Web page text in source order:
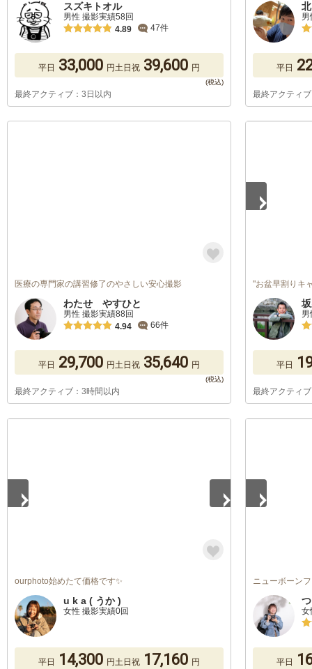
スズキトオル
男性 撮影実績58回
4.89
47件
平日 33,000 円土日祝 39,600 円
最終アクティブ：3日以内
平日
最終アクティ
医療の専門家の講習修了のやさしい安心撮影
わたせ やすひと
男性 撮影実績88回
4.94
66件
平日 29,700 円土日祝 35,640 円
最終アクティブ：3時間以内
"お盆早割りキ
平日
最終アクティ
ourphoto始めたて価格です✨
u k a ( うか )
女性 撮影実績0回
平日 14,300 円土日祝 17,160 円
ニューボーン
女
平日